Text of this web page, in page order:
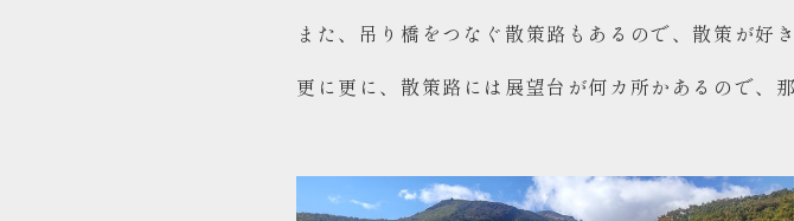
また、吊り橋をつなぐ散策路もあるので、散策が好
更に更に、散策路には展望台が何カ所かあるので、